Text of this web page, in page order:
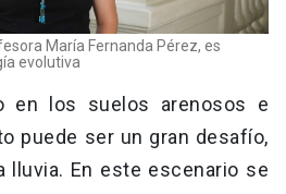
María Fernanda Pérez, es
evolutiva
en los suelos arenosos e
puede ser un gran desafío,
lluvia. En este escenario se